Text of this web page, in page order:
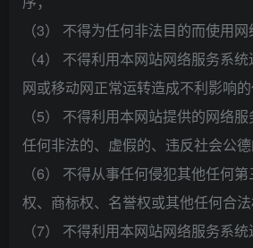
（3） 不得为任何非法目的而使用网
（4） 不得利用本网站网络服务系
网或移动网正常运转造成不利影响的
（5） 不得利用本网站提供的网络
任何非法的、虚假的、违反社会公德
（6） 不得从事任何侵犯其他任何
权、商标权、名誉权或其他任何合法
（7） 不得利用本网站网络服务系